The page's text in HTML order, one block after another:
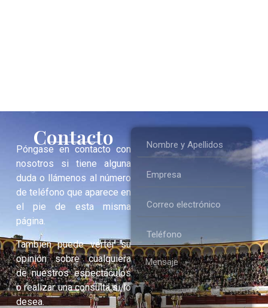
Contacto
Póngase en contacto con
nosotros si tiene alguna
duda o llámenos al número
de teléfono que aparece en
el pie de esta misma
página.
También puede verter su
opinión sobre cualquiera
de nuestros espectáculos
o realizar una consulta si lo
desea.